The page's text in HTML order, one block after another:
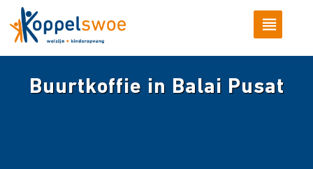
Buurtkoffie in Balai Pusat